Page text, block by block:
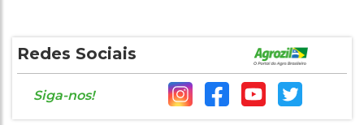
Redes Sociais
Siga-nos!